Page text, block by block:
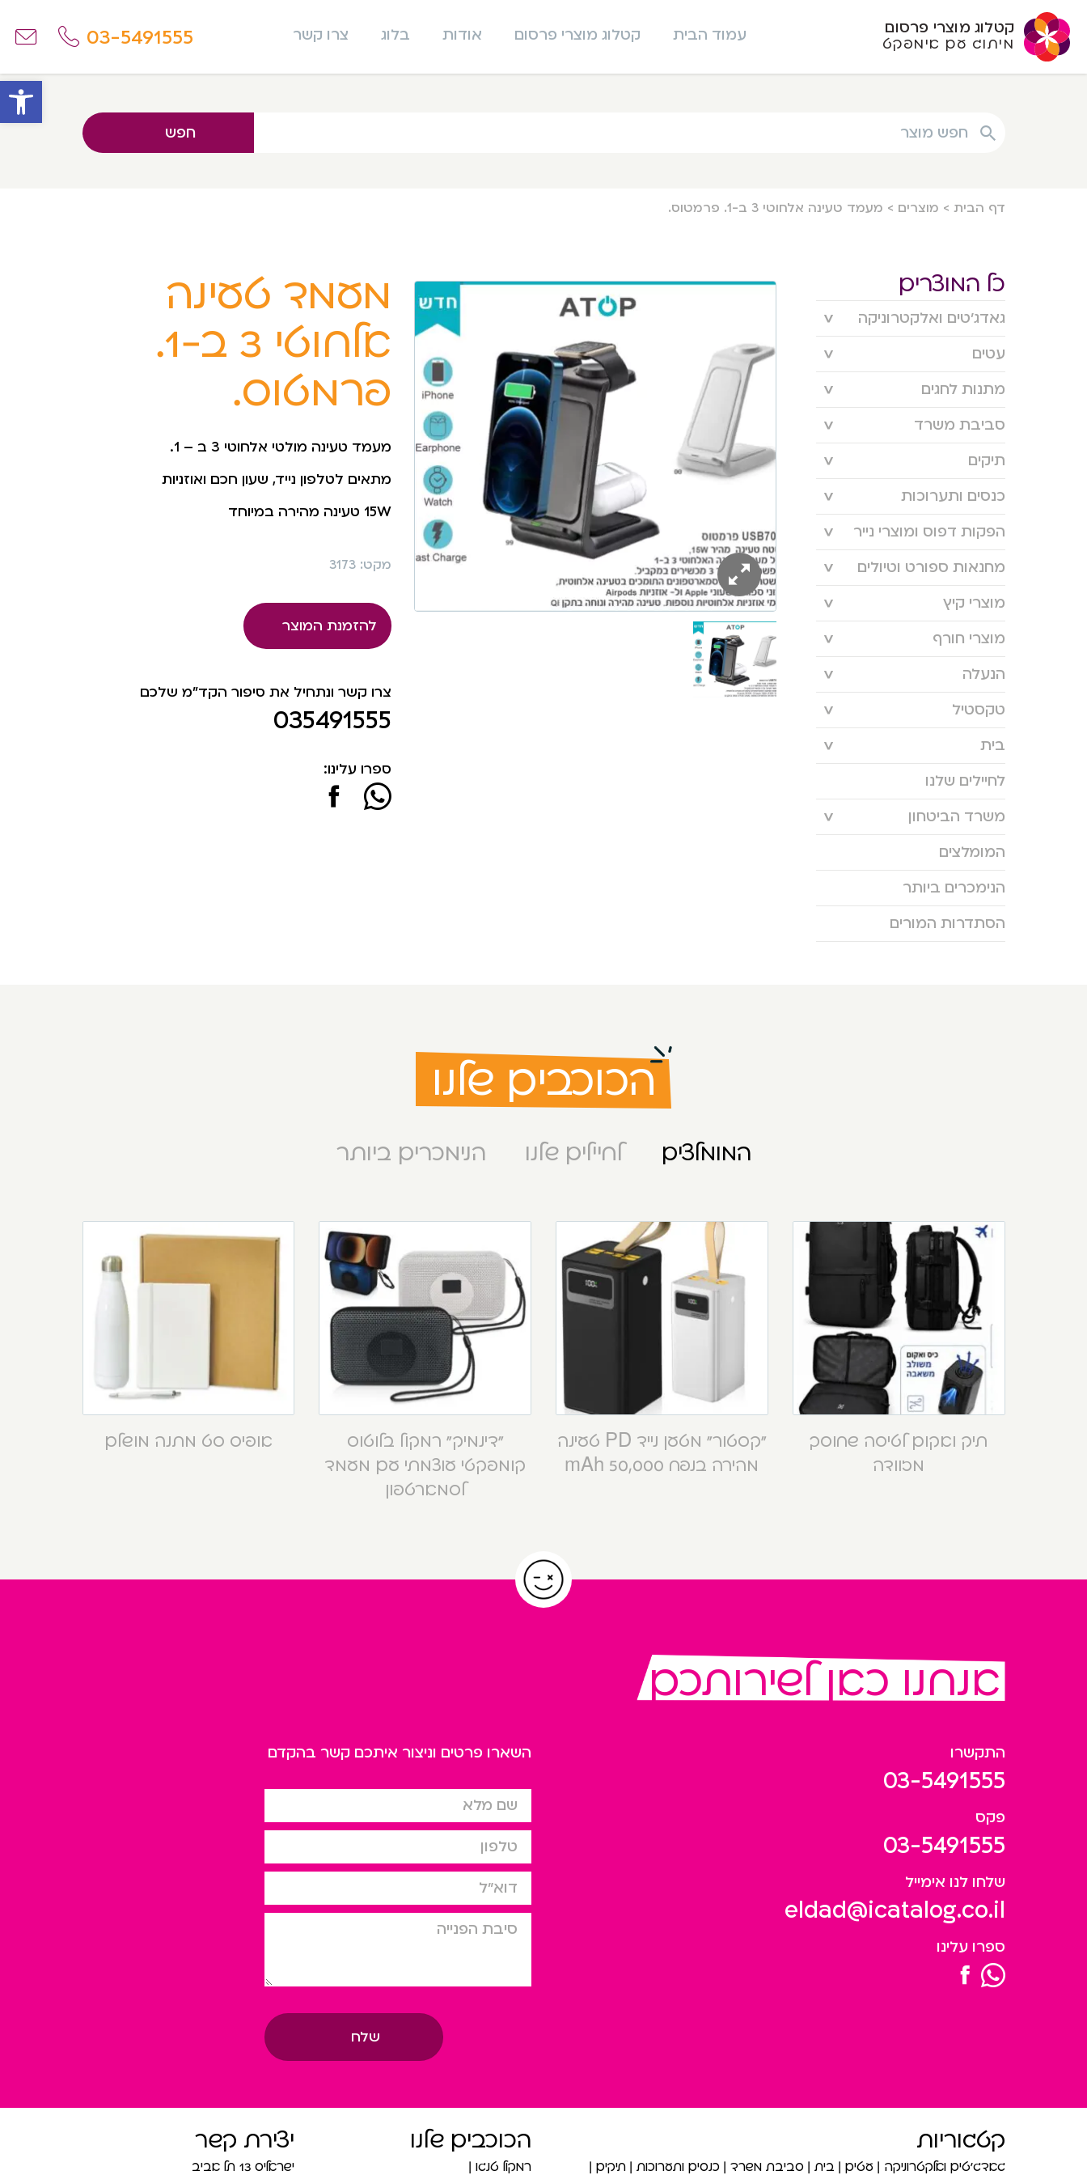
קטלוג מוצרי פרסום
מיתוג עם אימפקט עמוד הבית קטלוג מוצרי פרסום אודות בלוג צרו קשר 03-5491555
חפש מוצר
חפש
דף הבית > מוצרים > מעמד טעינה אלחוטי 3 ב-1. פרמטוס.
כל המוצרים
גאדג’טים ואלקטרוניקה
עטים
מתנות לחגים
סביבת משרד
תיקים
כנסים ותערוכות
הפקות דפוס ומוצרי נייר
מחנאות ספורט וטיולים
מוצרי קיץ
מוצרי חורף
הנעלה
טקסטיל
בית
לחיילים שלנו
משרד הביטחון
המומלצים
הנימכרים ביותר
הסתדרות המורים
מעמד טעינה
אלחוטי 3 ב-1.
פרמטוס.
מעמד טעינה מולטי אלחוטי 3 ב – 1.
מתאים לטלפון נייד, שעון חכם ואוזניות
15W טעינה מהירה במיוחד
מקט: 3173
להזמנת המוצר
צרו קשר ונתחיל את סיפור הקד"מ שלכם
035491555
ספרו עלינו:
הכוכבים שלנו
המומלצים לחיילים שלנו הנימכרים ביותר
תיק ואקום לטיסה שחוסך
מזוודה
“קסטור” מטען נייד PD טעינה
מהירה בנפח 50,000 mAh
“דינמיק” רמקול בלוטוס
קומפקטי עוצמתי עם מעמד
לסמארטפון
אופיס סט מתנה מושלם
אנחנו כאן לשירותכם
התקשרו
03-5491555
פקס
03-5491555
שלחו לנו אימייל
eldad@icatalog.co.il
ספרו עלינו
השארו פרטים וניצור איתכם קשר בהקדם
שם מלא
טלפון
דוא”ל
סיבת הפניה
שלח
קטגוריות
גאדג’טים ואלקטרוניקה עטים בית סביבת משרד כנסים ותערוכות תיקים
הכוכבים שלנו
רמקול טנגו
יצירת קשר
ישראליס 13 תל אביב